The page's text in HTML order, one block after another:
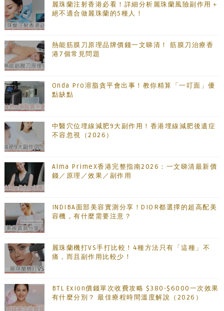
麗珠蘭注射香港必看！詳細分析麗珠蘭風險副作用＋
絕不適合做麗珠蘭的5種人！
熱能筋膜刀原理品牌價錢一文睇清！ 筋膜刀治療香
港7個常見問題
Onda Pro溶脂貪平會出事！教你精算「一叮面」優
點缺點
中醫穴位埋線減肥9大副作用！香港埋線減肥後遺症
不容忽視（2026）
Alma PrimeX香港完整指南2026：一文睇清最新價
錢／原理／效果／副作用
INDIBA面部美容實測分享！DIOR都選擇的超高配美
容機，有什麼需要注意？
麗珠蘭機打VS手打比較！4種方法只有「這種」不
痛，而且副作用比較少！
BTL Exion價錢單次收費攻略 $380-$6000一次效果
有什麼分別？ 最佳療程時間溫度解說（2026）